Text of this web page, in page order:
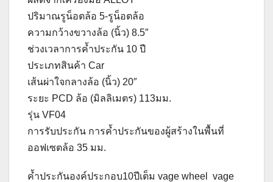
ปริมาณรูน็อตล้อ 5-รูน็อตล้อ
ความกว้างขวางล้อ (นิ้ว) 8.5″
ช่วงเวลาการค้ำประกัน 10 ปี
ประเภทสินค้า Car
เส้นผ่าใจกลางล้อ (นิ้ว) 20″
ระยะ PCD ล้อ (มิลลิเมตร) 113มม.
รุ่น VF04
การรับประกัน การค้ำประกันของผู้สร้างในพื้นที่
ออฟเซตล้อ 35 มม.
ค้ำประกันองค์ประกอบ10ปีเต็ม vage wheel vage